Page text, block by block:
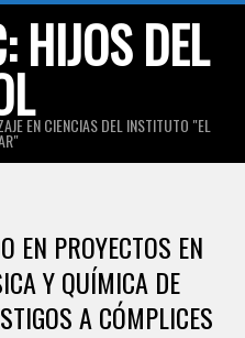
HIJOS DEL
EN CIENCIAS DEL INSTITUTO "EL
EN PROYECTOS EN
Y QUÍMICA DE
A CÓMPLICES